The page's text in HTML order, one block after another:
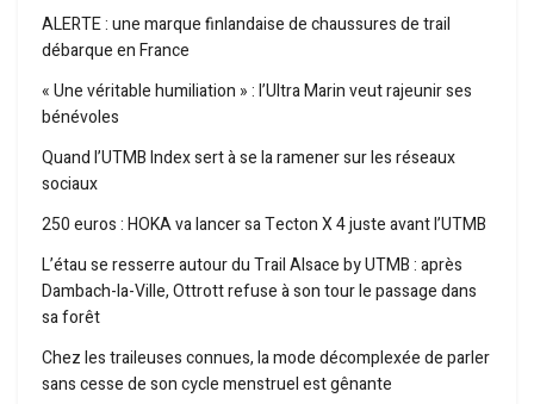
ALERTE : une marque finlandaise de chaussures de trail
débarque en France
« Une véritable humiliation » : l’Ultra Marin veut rajeunir ses
bénévoles
Quand l’UTMB Index sert à se la ramener sur les réseaux
sociaux
250 euros : HOKA va lancer sa Tecton X 4 juste avant l’UTMB
L’étau se resserre autour du Trail Alsace by UTMB : après
Dambach-la-Ville, Ottrott refuse à son tour le passage dans
sa forêt
Chez les traileuses connues, la mode décomplexée de parler
sans cesse de son cycle menstruel est gênante